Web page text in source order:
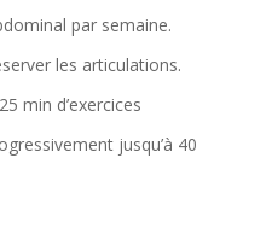
par semaine.
les articulations.
min d’exercices
jusqu’à 40